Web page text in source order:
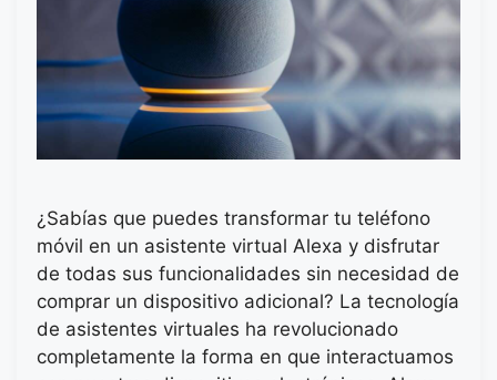
¿Sabías que puedes transformar tu teléfono
móvil en un asistente virtual Alexa y disfrutar
de todas sus funcionalidades sin necesidad de
comprar un dispositivo adicional? La tecnología
de asistentes virtuales ha revolucionado
completamente la forma en que interactuamos